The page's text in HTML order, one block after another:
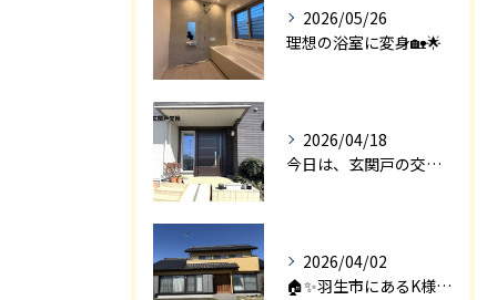
2026/05/26
理想の浴室に変身🏡🌟
2026/04/18
今日は、玄関戸の交換工事をご紹介します🚪✨。
2026/04/02
🏠✨羽生市にあるK様邸は、2008年に㈱エアロックで新築され...